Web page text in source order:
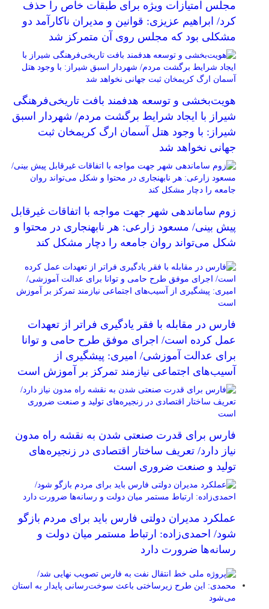
مجلس امتیازات ویژه برای طبقات خاص را حذف
کرد/ ابراهیم عزیزی: قوانین و مدیران ناکارآمد دو
مشکلی بود که مجلس روی آن متمرکز شد
هویت‌بخشی و توسعه هدفمند بافت تاریخی‌فرهنگی
شیراز با ایجاد شرایط برگشت مردم/ شهردار اسبق
شیراز: با وجود هتل آسمان ارگ کریمخان ثبت
جهانی نخواهد شد
زوم ساماندهی شهر جهت مواجه با اتفاقات غیرقابل
پیش بینی/ مسعود زارعی: هر نابهنجاری در محتوا و
شکل می‌تواند روان جامعه را دچار مشکل کند
فارس در مقابله با فقر یادگیری فراتر از تعهدات
عمل کرده است/ اجرای موفق طرح حامی و توانا
برای عدالت آموزشی/ امیری: پیشگیری از
آسیب‌های اجتماعی نیازمند تمرکز بر آموزش است
فارس برای قدرت صنعتی شدن به نقشه راه مدون
نیاز دارد/ تعریف ساختار اقتصادی در زنجیره‌های
تولید و صنعت ضروری است
عملکرد مدیران دولتی فارس باید برای مردم بازگو
شود/ احمدی‌زاده: ارتباط مستمر میان دولت و
رسانه‌ها ضرورت دارد